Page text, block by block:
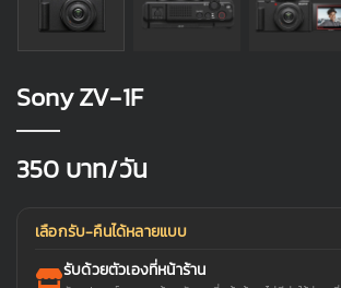
Sony ZV-1F
350 บาท/วัน
เลือกรับ-คืนได้หลายแบบ
รับด้วยตัวเองที่หน้าร้าน